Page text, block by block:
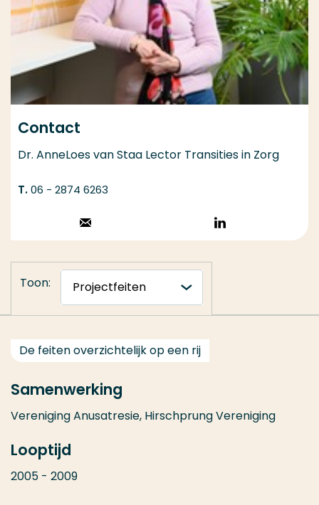
Contact
Dr. AnneLoes van Staa Lector Transities in Zorg
06 - 2874 6263
Stuur een email
Volg op
LinkedIn
Toon:
De feiten overzichtelijk op een rij
Samenwerking
Vereniging Anusatresie, Hirschprung Vereniging
Looptijd
2005 - 2009